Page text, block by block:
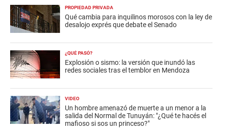
PROPIEDAD PRIVADA
Qué cambia para inquilinos morosos con la ley de
desalojo exprés que debate el Senado
¿QUÉ PASÓ?
Explosión o sismo: la versión que inundó las
redes sociales tras el temblor en Mendoza
VIDEO
Un hombre amenazó de muerte a un menor a la
salida del Normal de Tunuyán: "¿Qué te hacés el
mafioso si sos un princeso?"